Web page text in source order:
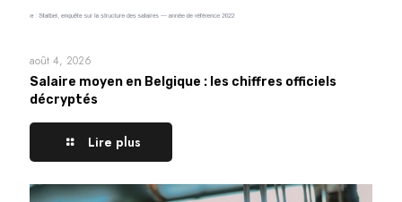
août 4, 2026
Salaire moyen en Belgique : les chiffres officiels
décryptés
Lire plus